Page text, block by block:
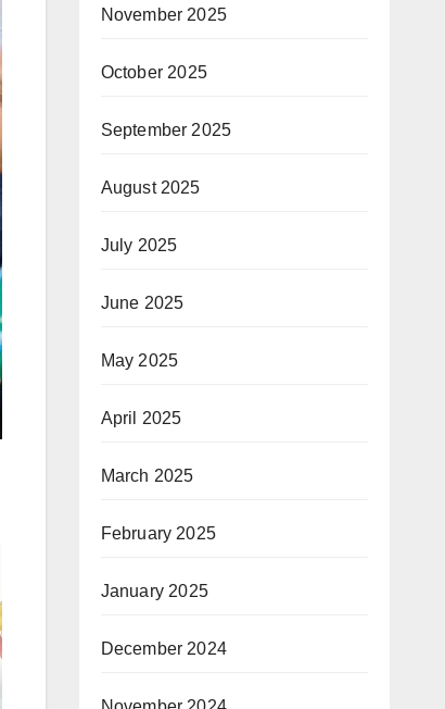
November 2025
October 2025
September 2025
August 2025
July 2025
June 2025
May 2025
April 2025
March 2025
February 2025
January 2025
December 2024